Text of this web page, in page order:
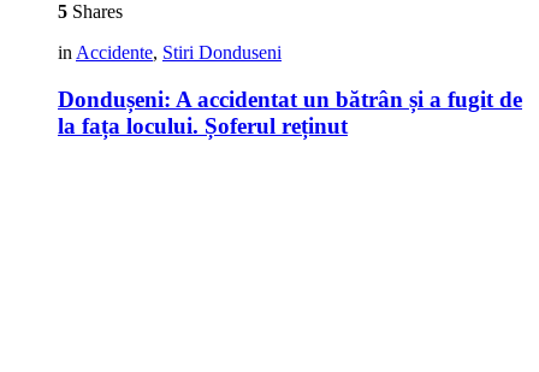
5 Shares
in Accidente, Stiri Donduseni
Dondușeni: A accidentat un bătrân și a fugit de
la fața locului. Șoferul reținut